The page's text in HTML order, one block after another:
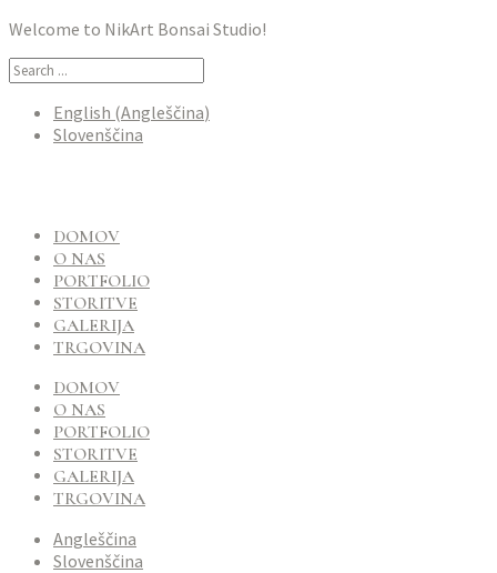
Welcome to NikArt Bonsai Studio!
English (Angleščina)
Slovenščina
DOMOV
O NAS
PORTFOLIO
STORITVE
GALERIJA
TRGOVINA
DOMOV
O NAS
PORTFOLIO
STORITVE
GALERIJA
TRGOVINA
Angleščina
Slovenščina